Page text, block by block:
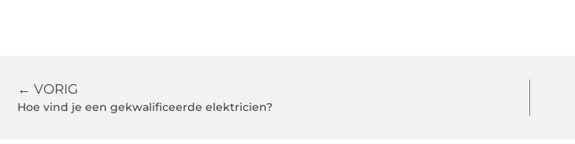
← VORIG
Hoe vind je een gekwalificeerde elektricien?